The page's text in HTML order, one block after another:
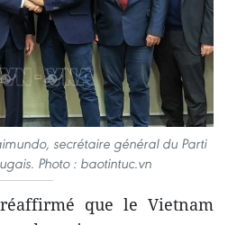
secrétaire général du Parti
Photo : baotintuc.vn
que le Vietnam